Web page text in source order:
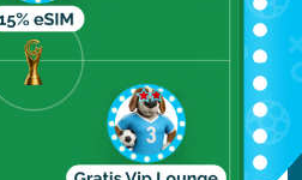
prendere il treno,
di Newark Liberty
la navetta AirTrain